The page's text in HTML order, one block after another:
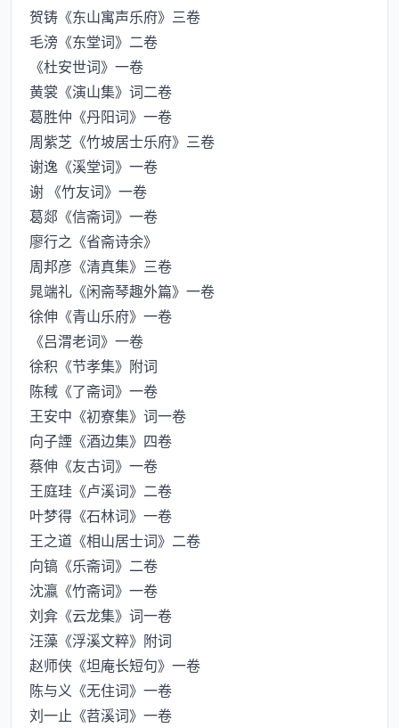
贺铸《东山寓声乐府》三卷
毛滂《东堂词》二卷
《杜安世词》一卷
黄裳《演山集》词二卷
葛胜仲《丹阳词》一卷
周紫芝《竹坡居士乐府》三卷
谢逸《溪堂词》一卷
谢 《竹友词》一卷
葛郯《信斋词》一卷
廖行之《省斋诗余》
周邦彦《清真集》三卷
晁端礼《闲斋琴趣外篇》一卷
徐伸《青山乐府》一卷
《吕渭老词》一卷
徐积《节孝集》附词
陈稢《了斋词》一卷
王安中《初寮集》词一卷
向子諲《酒边集》四卷
蔡伸《友古词》一卷
王庭珪《卢溪词》二卷
叶梦得《石林词》一卷
王之道《相山居士词》二卷
向镐《乐斋词》二卷
沈瀛《竹斋词》一卷
刘弇《云龙集》词一卷
汪藻《浮溪文粹》附词
赵师侠《坦庵长短句》一卷
陈与义《无住词》一卷
刘一止《苕溪词》一卷